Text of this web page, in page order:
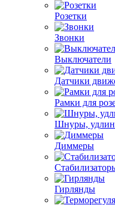
Розетки
Звонки
Выключатели
Датчики
Рамки для
Шнуры,
Диммеры
Гирлянды